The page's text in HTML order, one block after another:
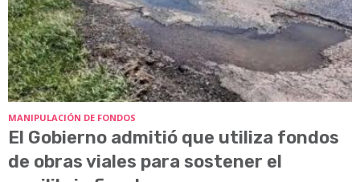
MANIPULACIÓN DE FONDOS
El Gobierno admitió que utiliza fondos
de obras viales para sostener el